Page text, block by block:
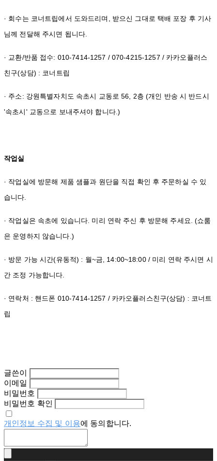
· 회수는 코너트립에서 도와드리며, 받으신 그대로 택배 포장 후 기사
님께 전달해 주시면 됩니다.
· 교환/반품 접수: 010-7414-1257 / 070-4215-1257 / 카카오플러스
친구(상담) : 코너트립
· 주소: 강원특별자치도 속초시 교동로 56, 2층 (개인 반송 시 반드시
'속초시' 교동으로 보내주셔야 합니다.)
작업실
· 작업실에 방문해 제품 샘플과 원단을 직접 확인 후 주문하실 수 있
습니다.
· 작업실은 속초에 있습니다. 미리 연락 주신 후 방문해 주세요. (쇼룸
은 운영하지 않습니다.)
· 방문 가능 시간(유동적) : 월~금, 14:00~18:00 / 미리 연락 주시면 시
간 조정 가능합니다.
· 연락처 : 핸드폰 010-7414-1257 / 카카오플러스친구(상담) : 코너트
립
글쓴이
이메일
비밀번호
비밀번호 확인
개인정보 수집 및 이용에 동의합니다.